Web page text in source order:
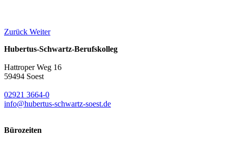
Zurück Weiter
Hubertus-Schwartz-Berufskolleg
Hattroper Weg 16
59494 Soest
02921 3664-0
info@hubertus-schwartz-soest.de
Bürozeiten